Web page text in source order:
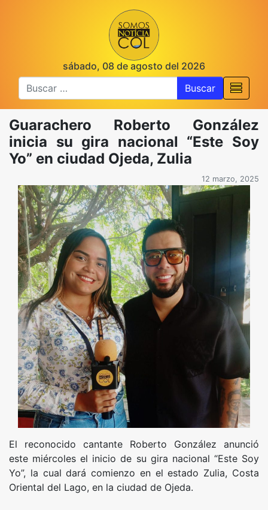
sábado, 08 de agosto del 2026
Buscar
Guarachero Roberto González
inicia su gira nacional “Este Soy
Yo” en ciudad Ojeda, Zulia
12 marzo, 2025
El reconocido cantante Roberto González anunció
este miércoles el inicio de su gira nacional “Este Soy
Yo”, la cual dará comienzo en el estado Zulia, Costa
Oriental del Lago, en la ciudad de Ojeda.